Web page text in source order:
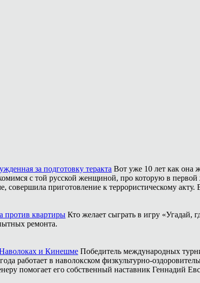
за подготовку теракта Вот уже 10 лет как она
с той русской женщиной, про которую в первой
совершила приготовление к террористическому
против квартиры Кто желает сыграть в игру
ремонта.
Наволоках и Кинешме Победитель международных
работает в наволокском физкультурно-
помогает его собственный наставник Геннадий